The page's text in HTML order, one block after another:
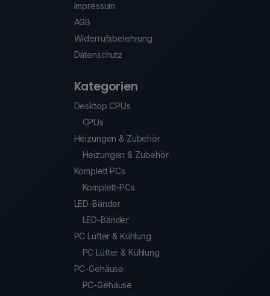
Impressum
AGB
Widerrufsbelehrung
Datenschutz
Kategorien
Desktop CPUs
CPUs
Heizungen & Zubehör
Heizungen & Zubehör
Komplett PCs
Komplett-PCs
LED-Bänder
LED-Bänder
PC Lüfter & Kühlung
PC Lüfter & Kühlung
PC-Gehäuse
PC-Gehäuse